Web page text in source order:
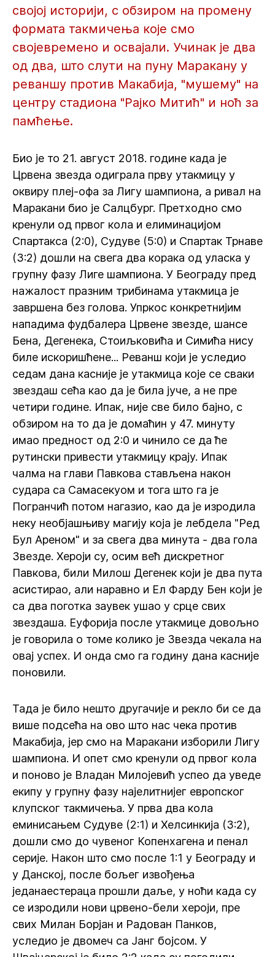
својој историји, с обзиром на промену
формата такмичења које смо
својевремено и освајали. Учинак је два
од два, што слути на пуну Маракану у
реваншу против Макабија, "мушему" на
центру стадиона "Рајко Митић" и ноћ за
памћење.
Био је то 21. август 2018. године када је
Црвена звезда одиграла прву утакмицу у
оквиру плеј-офа за Лигу шампиона, а ривал на
Маракани био је Салцбург. Претходно смо
кренули од првог кола и елиминацијом
Спартакса (2:0), Судуве (5:0) и Спартак Трнаве
(3:2) дошли на свега два корака од уласка у
групну фазу Лиге шампиона. У Београду пред
нажалост празним трибинама утакмица је
завршена без голова. Упркос конкретнијим
нападима фудбалера Црвене звезде, шансе
Бена, Дегенека, Стоиљковића и Симића нису
биле искоришћене... Реванш који је уследио
седам дана касније је утакмица које се сваки
звездаш сећа као да је била јуче, а не пре
четири године. Ипак, није све било бајно, с
обзиром на то да је домаћин у 47. минуту
имао предност од 2:0 и чинило се да ће
рутински привести утакмицу крају. Ипак
чалма на глави Павкова стављена након
судара са Самасекуом и тога што га је
Погранчић потом нагазио, као да је изродила
неку необјашњиву магију која је лебдела "Ред
Бул Ареном" и за свега два минута - два гола
Звезде. Хероји су, осим већ дискретног
Павкова, били Милош Дегенек који је два пута
асистирао, али наравно и Ел Фарду Бен који је
са два поготка заувек ушао у срце свих
звездаша. Еуфорија после утакмице довољно
је говорила о томе колико је Звезда чекала на
овај успех. И онда смо га годину дана касније
поновили.
Тада је било нешто другачије и рекло би се да
више подсећа на ово што нас чека против
Макабија, јер смо на Маракани изборили Лигу
шампиона. И опет смо кренули од првог кола
и поново је Владан Милојевић успео да уведе
екипу у групну фазу најелитнијег европског
клупског такмичења. У прва два кола
еминисањем Судуве (2:1) и Хелсинкија (3:2),
дошли смо до чувеног Копенхагена и пенал
серије. Након што смо после 1:1 у Београду и
у Данској, после бољег извођења
једанаестераца прошли даље, у ноћи када су
се изродили нови црвено-бели хероји, пре
свих Милан Борјан и Радован Панков,
уследио је двомеч са Јанг бојсом. У